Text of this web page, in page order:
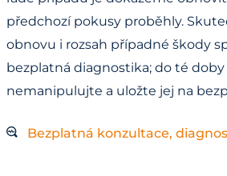
předchozí pokusy proběhly.
obnovu i rozsah případné škody
bezplatná diagnostika; do té doby
nemanipulujte a uložte jej na
Bezplatná konzultace,